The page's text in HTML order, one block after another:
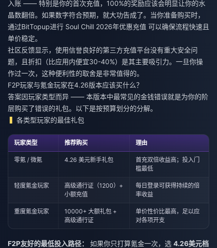
入账 —— 特别是你的首次充值，100%的奖励应该会明显让你的水
晶数翻倍。如果数字符合预期，就大功告成了。当你准备购买时，
通过BitTopup进行 Soul Chill 2026年优惠充值 可以确保流程快速且
单价稳定。
社区反馈显示，使用信誉良好的第三方充值平台没有重大安全问
题，且折扣（比应用内便宜30-40%）是其主要吸引力。一旦你操
作过一次，这种便利性的取舍是非常值得的。
F2P玩家与氪金玩家在4.26版本应该买什么？
答案因玩家类型而异 —— 本版本中最常见的金钱错误就是为你的阶
层购买了错误的礼包。以下是按预算划分的分解。
各类型玩家的最佳礼包
玩家类型 推荐购买 理由
零氪 / 微氪 4.26 美元新手礼包
首充双倍收益高；投入门
槛最低
轻度氪金玩家
高级通行证（1200）+
小额充值
每日登录可获得持续的倍
率收益
重度氪金玩家
10000+ 大额礼包 +
高级通行证
单价性价比最高，足以应
对各项开支
F2P友好的最低投入路径： 如果你只打算氪金一次，选 4.26美元档